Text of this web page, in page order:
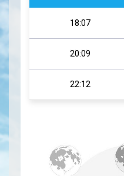
18:07
20:09
22:12